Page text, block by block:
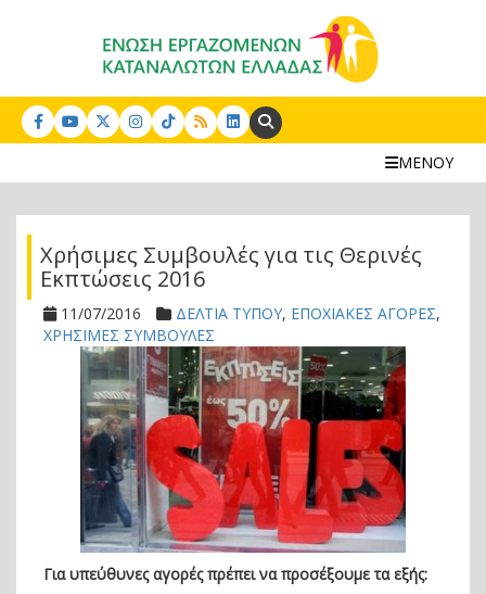
Search:
ΜΕΝΟΥ
Χρήσιμες Συμβουλές για τις Θερινές
Εκπτώσεις 2016
11/07/2016 ΔΕΛΤΙΑ ΤΥΠΟΥ, ΕΠΟΧΙΑΚΕΣ ΑΓΟΡΕΣ,
ΧΡΗΣΙΜΕΣ ΣΥΜΒΟΥΛΕΣ
Για υπεύθυνες αγορές πρέπει να προσέξουμε τα εξής: